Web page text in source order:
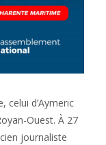
celui d’Aymeric
Ouest. À 27
journaliste